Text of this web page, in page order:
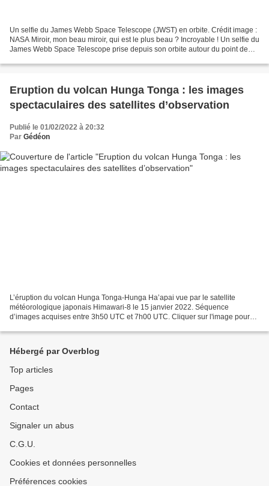
Un selfie du James Webb Space Telescope (JWST) en orbite. Crédit image :
NASA Miroir, mon beau miroir, qui est le plus beau ? Incroyable ! Un selfie du
James Webb Space Telescope prise depuis son orbite autour du point de
Eruption du volcan Hunga Tonga : les images
spectaculaires des satellites d’observation
Publié le 01/02/2022 à 20:32
Par Gédéon
L’éruption du volcan Hunga Tonga-Hunga Ha’apai vue par le satellite
météorologique japonais Himawari-8 le 15 janvier 2022. Séquence
d’images acquises entre 3h50 UTC et 7h00 UTC. Cliquer sur l'image pour
Hébergé par Overblog
Top articles
Pages
Contact
Signaler un abus
C.G.U.
Cookies et données personnelles
Préférences cookies